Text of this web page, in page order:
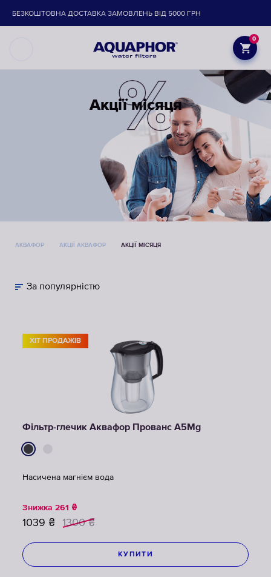
0
БЕЗКОШТОВНА ДОСТАВКА ЗАМОВЛЕНЬ ВІД 5000 ГРН
Акції місяця
АКВАФОР АКЦІЇ АКВАФОР АКЦІЇ МІСЯЦЯ
За популярністю
ХІТ ПРОДАЖІВ
Фільтр-глечик Аквафор Прованс A5Mg
Насичена магнієм вода
Знижка 261 ₴
1039 ₴ 1300 ₴
КУПИТИ